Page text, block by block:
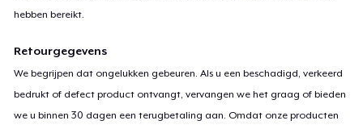
hebben bereikt.
Retourgegevens
We begrijpen dat ongelukken gebeuren. Als u een beschadigd, verkeerd
bedrukt of defect product ontvangt, vervangen we het graag of bieden
we u binnen 30 dagen een terugbetaling aan. Omdat onze producten